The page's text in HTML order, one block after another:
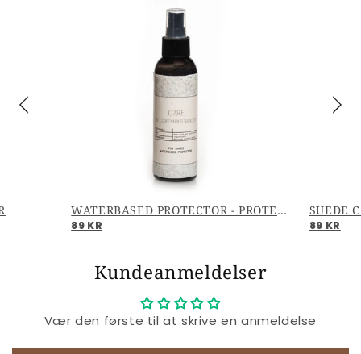
WATERBASED PROTECTOR - PROTECTOR
89 KR
SUEDE
89 KR
Kundeanmeldelser
Vær den første til at skrive en anmeldelse